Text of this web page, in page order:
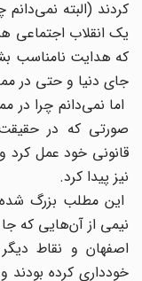
کردند (البته نمی‌دانم
یک انقلاب اجتماعی
که هدایت نامناسب
جای دنیا و حتی در
اما نمی‌دانم چرا در
صورتی که در حقیقت
قانونی خود عمل کرد
نیز پیدا کرد.
این مطلب بزرگ شده
نیمی از آن‌هایی که
اصفهان و نقاط دیگر